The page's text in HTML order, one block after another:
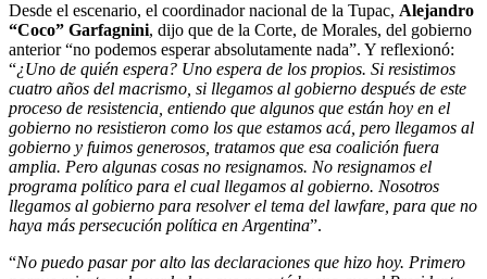
Desde el escenario, el coordinador nacional de la Tupac, Alejandro
“Coco” Garfagnini, dijo que de la Corte, de Morales, del gobierno
anterior “no podemos esperar absolutamente nada”. Y reflexionó:
“¿Uno de quién espera? Uno espera de los propios. Si resistimos
cuatro años del macrismo, si llegamos al gobierno después de este
proceso de resistencia, entiendo que algunos que están hoy en el
gobierno no resistieron como los que estamos acá, pero llegamos al
gobierno y fuimos generosos, tratamos que esa coalición fuera
amplia. Pero algunas cosas no resignamos. No resignamos el
programa político para el cual llegamos al gobierno. Nosotros
llegamos al gobierno para resolver el tema del lawfare, para que no
haya más persecución política en Argentina”.
“No puedo pasar por alto las declaraciones que hizo hoy. Primero